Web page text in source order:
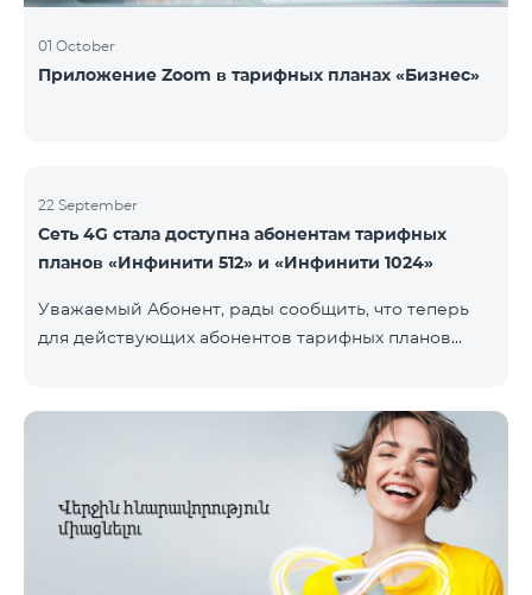
01 October
Приложение Zoom в тарифных планах «Бизнес»
22 September
Сеть 4G стала доступна абонентам тарифных
планов «Инфинити 512» и «Инфинити 1024»
Уважаемый Абонент, рады сообщить, что теперь
для действующих абонентов тарифных планов
совместима с 4G сетью, то необходимо поменять
её на 4G USIM карту. Стоимость смены SIM-карты
200 драм. Совместимость SIM карты и телефона с
сетью 4G можно проверить, набрав запрос *444# с
мобильного телефона. Ограничения скорости
интернет связи действуют согласно условиям